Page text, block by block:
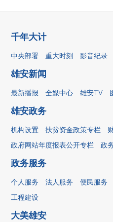
千年大计
中央部署 重大时刻 影音纪录
雄安新闻
最新播报 全媒中心 雄安TV
雄安政务
机构设置 扶贫资金政策专栏
政府网站年度报表公开专栏
政
政务服务
个人服务 法人服务 便民服务
工程建设
大美雄安